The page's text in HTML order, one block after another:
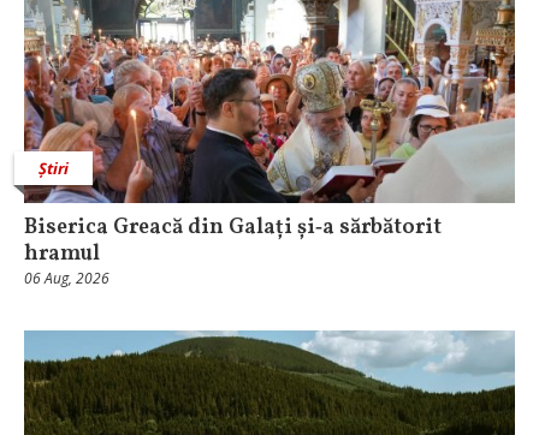
Știri
Biserica Greacă din Galați și‑a sărbătorit
hramul
06 Aug, 2026